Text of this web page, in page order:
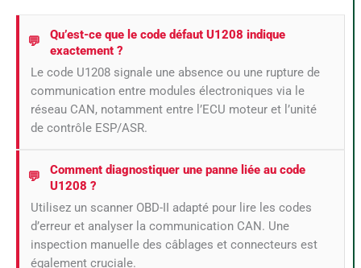
Qu’est-ce que le code défaut U1208 indique
exactement ?
Le code U1208 signale une absence ou une rupture de
communication entre modules électroniques via le
réseau CAN, notamment entre l’ECU moteur et l’unité
de contrôle ESP/ASR.
Comment diagnostiquer une panne liée au code
U1208 ?
Utilisez un scanner OBD-II adapté pour lire les codes
d’erreur et analyser la communication CAN. Une
inspection manuelle des câblages et connecteurs est
également cruciale.